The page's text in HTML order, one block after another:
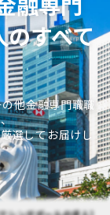
すべて
他金融専門職職
選してお届けし